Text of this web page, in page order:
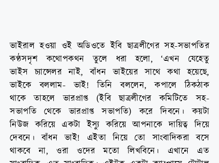
ভাইরাল হওয়া ওই অডিওতে ইবি ছাত্রলীগের সহ-সভাপতির
কণ্ঠসদৃশ কথোপকথন তুলে ধরা হলো, ‘এখন যেহেতু
ভাইস চ্যান্সেলর নাই, বাঁধন ভাইয়ের সাথে কথা হয়েছে,
ভাইকে বললাম- ভাই! তিনি বললেন, কপালে ঠিকঠাক
থাকে তাহলে ভারপ্রাপ্ত (ইবি ছাত্রলীগের কমিটিতে সহ-
সভাপতি থেকে ভারপ্রাপ্ত সভাপতি) করে দিবনে। কয়টা
নিউজ করিয়ে একটা ইস্যু করিয়ে আপনাকে দায়িত্ব দিয়ে
দেবনে। বাঁধন ভাই! এইতা নিয়ে তো সাংবাদিকরা বসে
থাকবে না, ওরা ওদের মতো লিখবিনে। এখানে এত